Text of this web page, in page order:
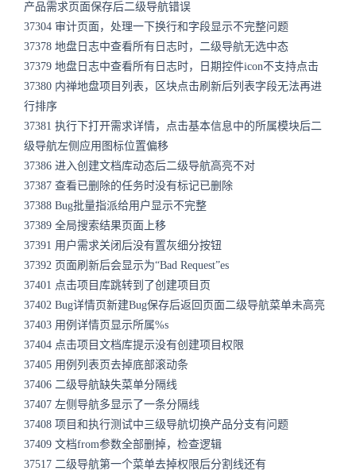
产品需求页面保存后二级导航错误
37304 审计页面，处理一下换行和字段显示不完整问题
37378 地盘日志中查看所有日志时，二级导航无选中态
37379 地盘日志中查看所有日志时，日期控件icon不支持点击
37380 内禅地盘项目列表，区块点击刷新后列表字段无法再进
行排序
37381 执行下打开需求详情，点击基本信息中的所属模块后二
级导航左侧应用图标位置偏移
37386 进入创建文档库动态后二级导航高亮不对
37387 查看已删除的任务时没有标记已删除
37388 Bug批量指派给用户显示不完整
37389 全局搜索结果页面上移
37391 用户需求关闭后没有置灰细分按钮
37392 页面刷新后会显示为“Bad Request”es
37401 点击项目库跳转到了创建项目页
37402 Bug详情页新建Bug保存后返回页面二级导航菜单未高亮
37403 用例详情页显示所属%s
37404 点击项目文档库提示没有创建项目权限
37405 用例列表页去掉底部滚动条
37406 二级导航缺失菜单分隔线
37407 左侧导航多显示了一条分隔线
37408 项目和执行测试中三级导航切换产品分支有问题
37409 文档from参数全部删掉，检查逻辑
37517 二级导航第一个菜单去掉权限后分割线还有